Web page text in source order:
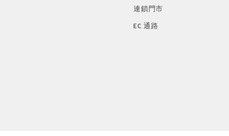
連鎖門市
EC 通路